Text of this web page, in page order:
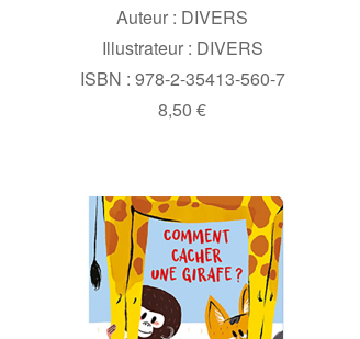
Auteur : DIVERS
Illustrateur : DIVERS
ISBN : 978-2-35413-560-7
8,50 €